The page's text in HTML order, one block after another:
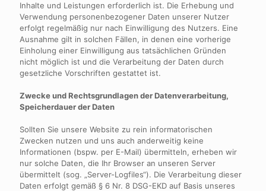
Inhalte und Leistungen erforderlich ist. Die Erhebung und
Verwendung personenbezogener Daten unserer Nutzer
erfolgt regelmäßig nur nach Einwilligung des Nutzers. Eine
Ausnahme gilt in solchen Fällen, in denen eine vorherige
Einholung einer Einwilligung aus tatsächlichen Gründen
nicht möglich ist und die Verarbeitung der Daten durch
gesetzliche Vorschriften gestattet ist.
Zwecke und Rechtsgrundlagen der Datenverarbeitung,
Speicherdauer der Daten
Sollten Sie unsere Website zu rein informatorischen
Zwecken nutzen und uns auch anderweitig keine
Informationen (bspw. per E-Mail) übermitteln, erheben wir
nur solche Daten, die Ihr Browser an unseren Server
übermittelt (sog. „Server-Logfiles“). Die Verarbeitung dieser
Daten erfolgt gemäß § 6 Nr. 8 DSG-EKD auf Basis unseres